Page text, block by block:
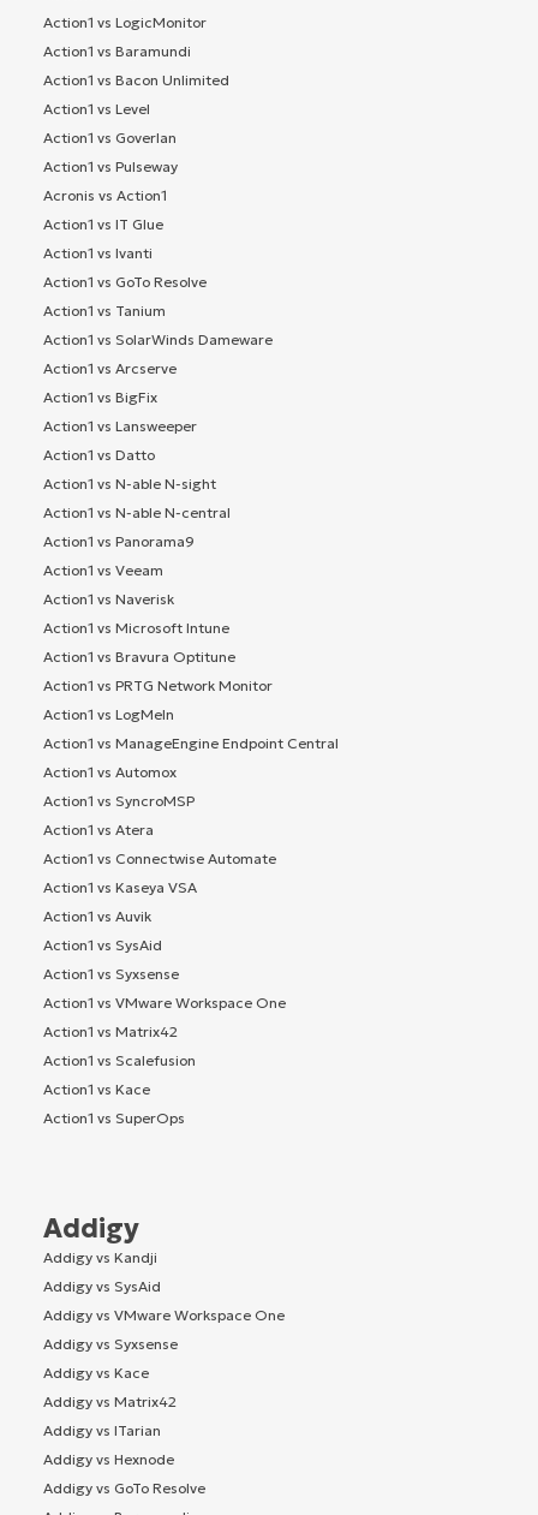
Action1 vs LogicMonitor
Action1 vs Baramundi
Action1 vs Bacon Unlimited
Action1 vs Level
Action1 vs Goverlan
Action1 vs Pulseway
Acronis vs Action1
Action1 vs IT Glue
Action1 vs Ivanti
Action1 vs GoTo Resolve
Action1 vs Tanium
Action1 vs SolarWinds Dameware
Action1 vs Arcserve
Action1 vs BigFix
Action1 vs Lansweeper
Action1 vs Datto
Action1 vs N-able N-sight
Action1 vs N-able N-central
Action1 vs Panorama9
Action1 vs Veeam
Action1 vs Naverisk
Action1 vs Microsoft Intune
Action1 vs Bravura Optitune
Action1 vs PRTG Network Monitor
Action1 vs LogMeIn
Action1 vs ManageEngine Endpoint Central
Action1 vs Automox
Action1 vs SyncroMSP
Action1 vs Atera
Action1 vs Connectwise Automate
Action1 vs Kaseya VSA
Action1 vs Auvik
Action1 vs SysAid
Action1 vs Syxsense
Action1 vs VMware Workspace One
Action1 vs Matrix42
Action1 vs Scalefusion
Action1 vs Kace
Action1 vs SuperOps
Addigy
Addigy vs Kandji
Addigy vs SysAid
Addigy vs VMware Workspace One
Addigy vs Syxsense
Addigy vs Kace
Addigy vs Matrix42
Addigy vs ITarian
Addigy vs Hexnode
Addigy vs GoTo Resolve